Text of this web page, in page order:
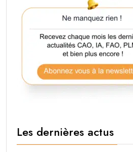
Les dernières actus